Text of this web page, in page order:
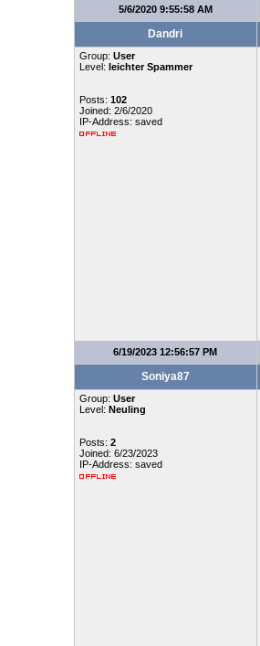
5/6/2020 9:55:58 AM
Dandri
Group: User
Level: leichter Spammer
Posts: 102
Joined: 2/6/2020
IP-Address: saved
6/19/2023 12:56:57 PM
Soniya87
Group: User
Level: Neuling
Posts: 2
Joined: 6/23/2023
IP-Address: saved